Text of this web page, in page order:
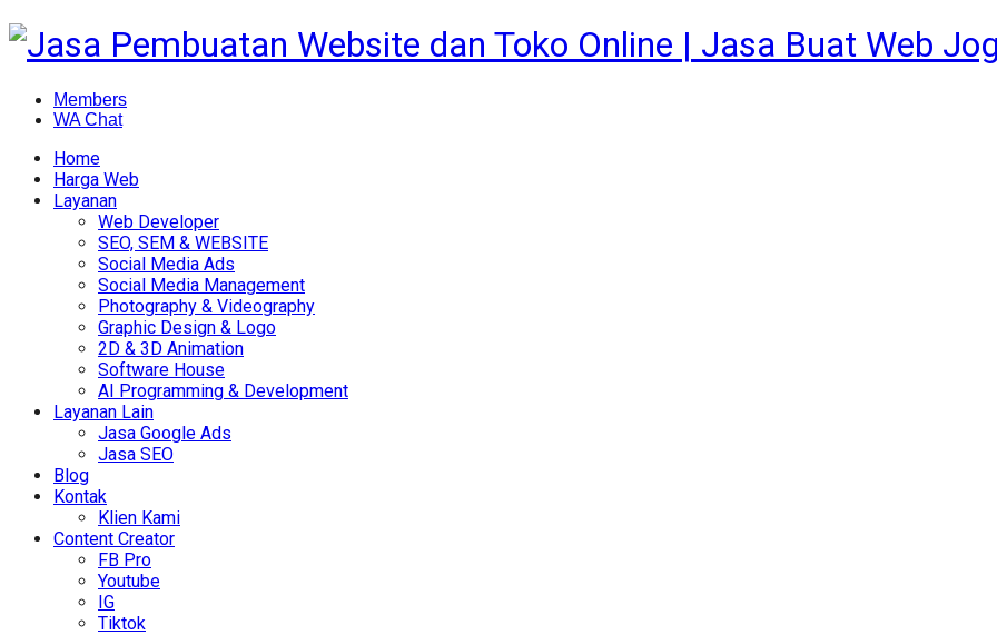
Members
WA Chat
Home
Harga Web
Layanan
Web Developer
SEO, SEM & WEBSITE
Social Media Ads
Social Media Management
Photography & Videography
Graphic Design & Logo
2D & 3D Animation
Software House
AI Programming & Development
Layanan Lain
Jasa Google Ads
Jasa SEO
Blog
Kontak
Klien Kami
Content Creator
FB Pro
Youtube
IG
Tiktok